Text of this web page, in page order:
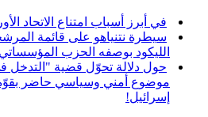
في أبرز أسباب امتناع الاتحاد
سيطرة نتنياهو على قائمة
الليكود بوصفه الحزب المؤسساتي
حول دلالة تحوّل قضية "التدخل في
موضوع أمني وسياسي حاضر
إسرائيل!